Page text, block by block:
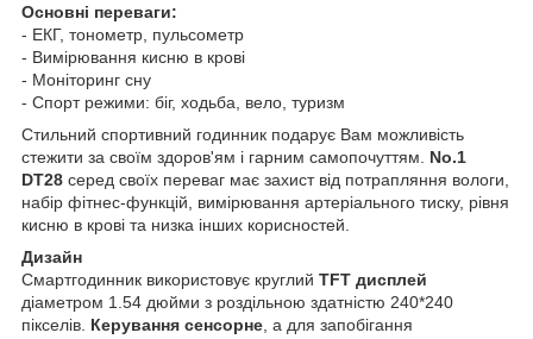
Основні переваги:
- ЕКГ, тонометр, пульсометр
- Вимірювання кисню в крові
- Моніторинг сну
- Спорт режими: біг, ходьба, вело, туризм
Стильний спортивний годинник подарує Вам можливість
стежити за своїм здоров'ям і гарним самопочуттям. No.1
DT28 серед своїх переваг має захист від потрапляння вологи,
набір фітнес-функцій, вимірювання артеріального тиску, рівня
кисню в крові та низка інших корисностей.
Дизайн
Смартгодинник використовує круглий TFT дисплей
діаметром 1.54 дюйми з роздільною здатністю 240*240
пікселів. Керування сенсорне , а для запобігання